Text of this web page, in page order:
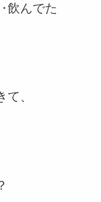
飲んでた
、